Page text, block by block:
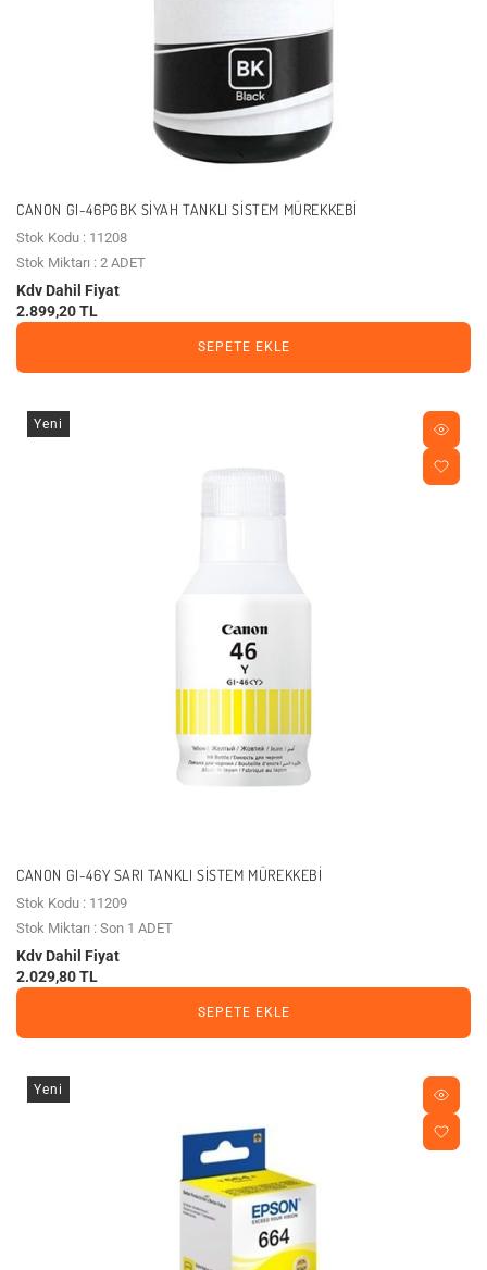
CANON GI-46PGBK SIYAH TANKLI SISTEM MÜREKKEBI
Stok Kodu : 11208
Stok Miktarı : 2 ADET
Kdv Dahil Fiyat
2.899,20 TL
SEPETE EKLE
Yeni
CANON GI-46Y SARI TANKLI SISTEM MÜREKKEBI
Stok Kodu : 11209
Stok Miktarı : Son 1 ADET
Kdv Dahil Fiyat
2.029,80 TL
SEPETE EKLE
Yeni